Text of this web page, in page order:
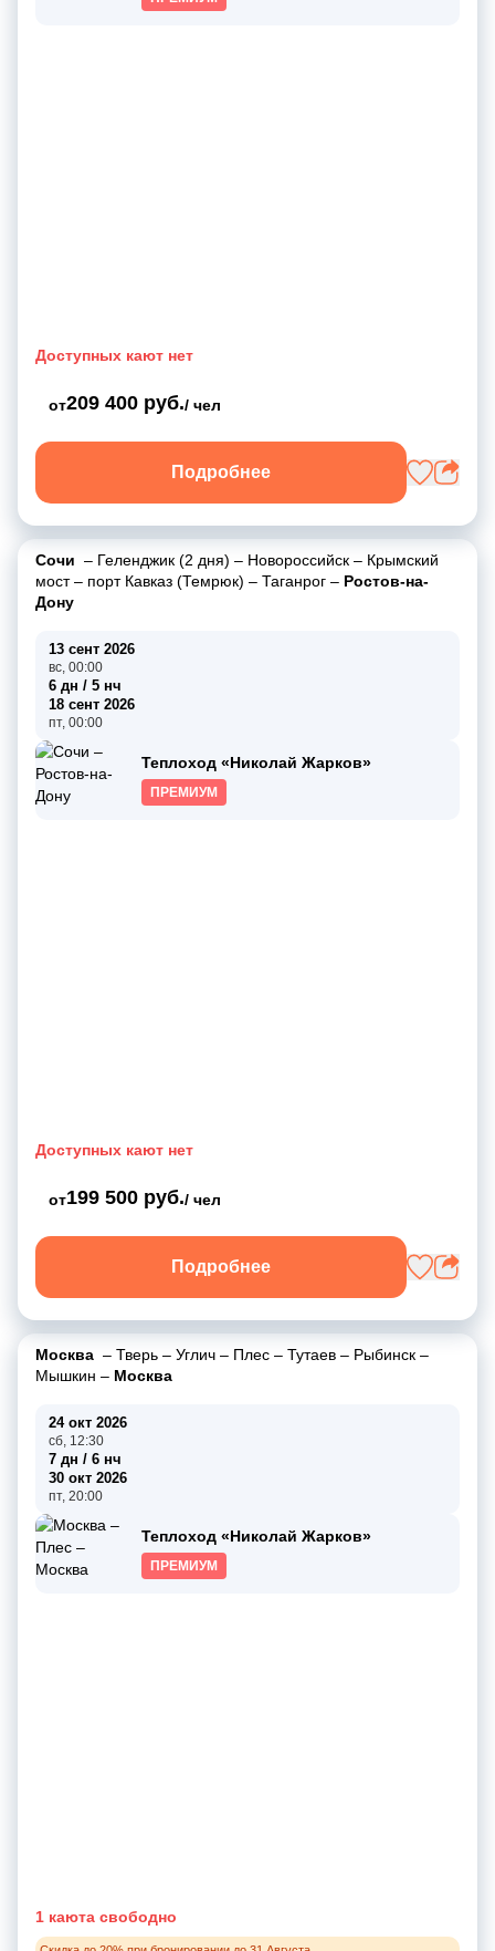
Доступных кают нет
от209 400 руб./ чел
Подробнее
Сочи – Геленджик (2 дня) – Новороссийск – Крымский
мост– порт Кавказ (Темрюк) – Таганрог – Ростов-на-
Дону
13 сент 2026
вс, 00:00
6 дн / 5 нч
18 сент 2026
пт, 00:00
Теплоход «Николай Жарков»
ПРЕМИУМ
Доступных кают нет
от199 500 руб./ чел
Подробнее
Москва – Тверь – Углич – Плес – Тутаев – Рыбинск –
Мышкин – Москва
24 окт 2026
сб, 12:30
7 дн / 6 нч
30 окт 2026
пт, 20:00
Теплоход «Николай Жарков»
ПРЕМИУМ
1 каюта свободно